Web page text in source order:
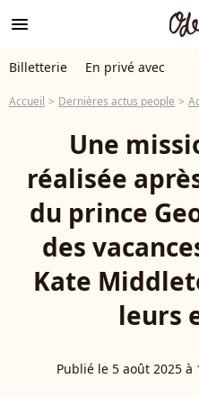
menu
Billetterie En privé avec
Accueil Dernières actus people
Une
réalisée
du prince
des
Kate
leurs
Publié le 5 août 2025 à